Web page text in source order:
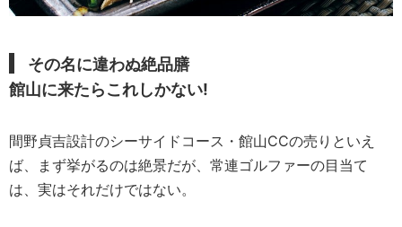
その名に違わぬ絶品膳
館山に来たらこれしかない!
間野貞吉設計のシーサイドコース・館山CCの売りといえ
ば、まず挙がるのは絶景だが、常連ゴルファーの目当て
は、実はそれだけではない。